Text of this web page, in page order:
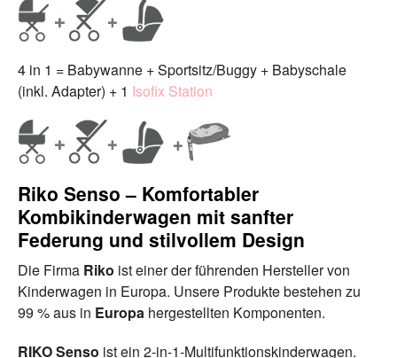
4 in 1 = Babywanne + Sportsitz/Buggy + Babyschale
(inkl. Adapter) + 1 Isofix Station
Riko Senso – Komfortabler
Kombikinderwagen mit sanfter
Federung und stilvollem Design
Die Firma Riko ist einer der führenden Hersteller von
Kinderwagen in Europa. Unsere Produkte bestehen zu
99 % aus in Europa hergestellten Komponenten.
RIKO Senso ist ein 2-in-1-Multifunktionskinderwagen.